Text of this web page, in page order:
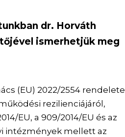
dr. Horváth
ismerhetjük meg
(EU) 2022/2554 rendelete
rezilienciájáról,
EU, a 909/2014/EU és az
intézmények mellett az